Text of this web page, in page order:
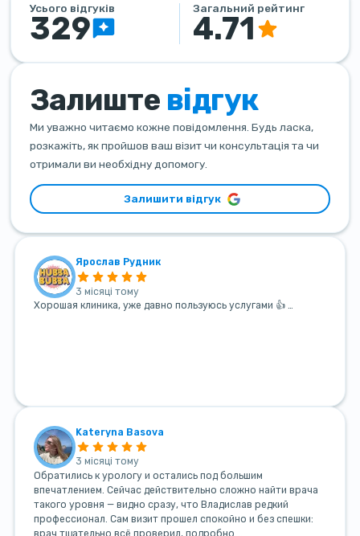
Усього відгуків
329
Загальний рейтинг
4.71
Залиште відгук
Ми уважно читаємо кожне повідомлення. Будь ласка,
розкажіть, як пройшов ваш візит чи консультація та чи
отримали ви необхідну допомогу.
Залишити відгук
Ярослав Рудник
3 місяці тому
Хорошая клиника, уже давно пользуюсь услугами 👍 …
Kateryna Basova
3 місяці тому
Обратились к урологу и остались под большим
впечатлением. Сейчас действительно сложно найти врача
такого уровня — видно сразу, что Владислав редкий
профессионал. Сам визит прошел спокойно и без спешки:
врач тщательно всё проверил, подробно …